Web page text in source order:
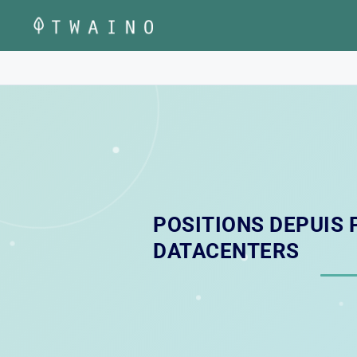
POSITIONS DEPUIS
DATACENTERS